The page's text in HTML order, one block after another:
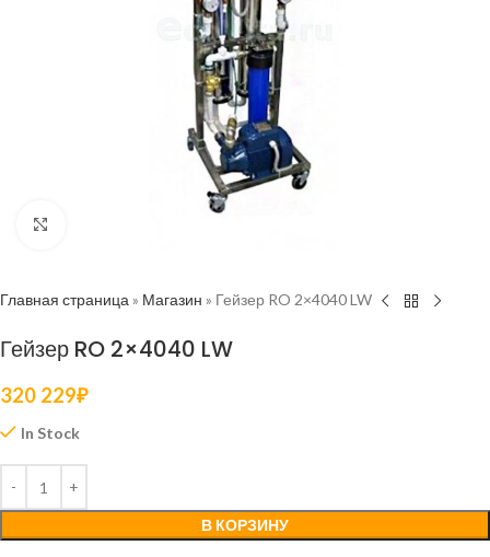
Главная страница » Магазин » Гейзер RO 2×4040 LW
Гейзер RO 2×4040 LW
320 229₽
In Stock
В КОРЗИНУ